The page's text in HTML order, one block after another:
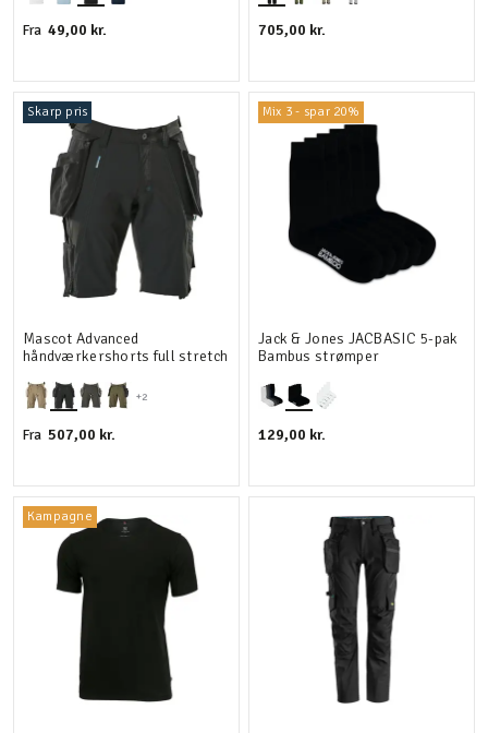
Fra 49,00 kr. 705,00 kr.
Skarp pris
+2
Mascot Advanced
håndværkershorts full stretch
Fra 507,00 kr.
Mix 3 - spar 20%
Jack & Jones JACBASIC 5-pak
Bambus strømper
129,00 kr.
Kampagne